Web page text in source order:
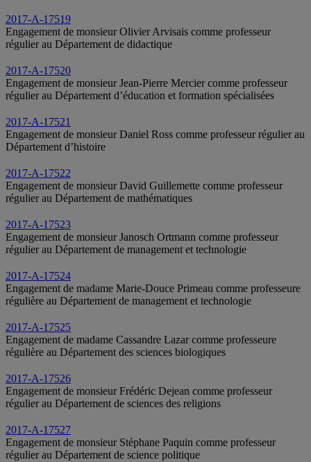
2017-A-17519
Engagement de monsieur Olivier Arvisais comme professeur
régulier au Département de didactique
2017-A-17520
Engagement de monsieur Jean-Pierre Mercier comme professeur
régulier au Département d’éducation et formation spécialisées
2017-A-17521
Engagement de monsieur Daniel Ross comme professeur régulier au
Département d’histoire
2017-A-17522
Engagement de monsieur David Guillemette comme professeur
régulier au Département de mathématiques
2017-A-17523
Engagement de monsieur Janosch Ortmann comme professeur
régulier au Département de management et technologie
2017-A-17524
Engagement de madame Marie-Douce Primeau comme professeure
régulière au Département de management et technologie
2017-A-17525
Engagement de madame Cassandre Lazar comme professeure
régulière au Département des sciences biologiques
2017-A-17526
Engagement de monsieur Frédéric Dejean comme professeur
régulier au Département de sciences des religions
2017-A-17527
Engagement de monsieur Stéphane Paquin comme professeur
régulier au Département de science politique